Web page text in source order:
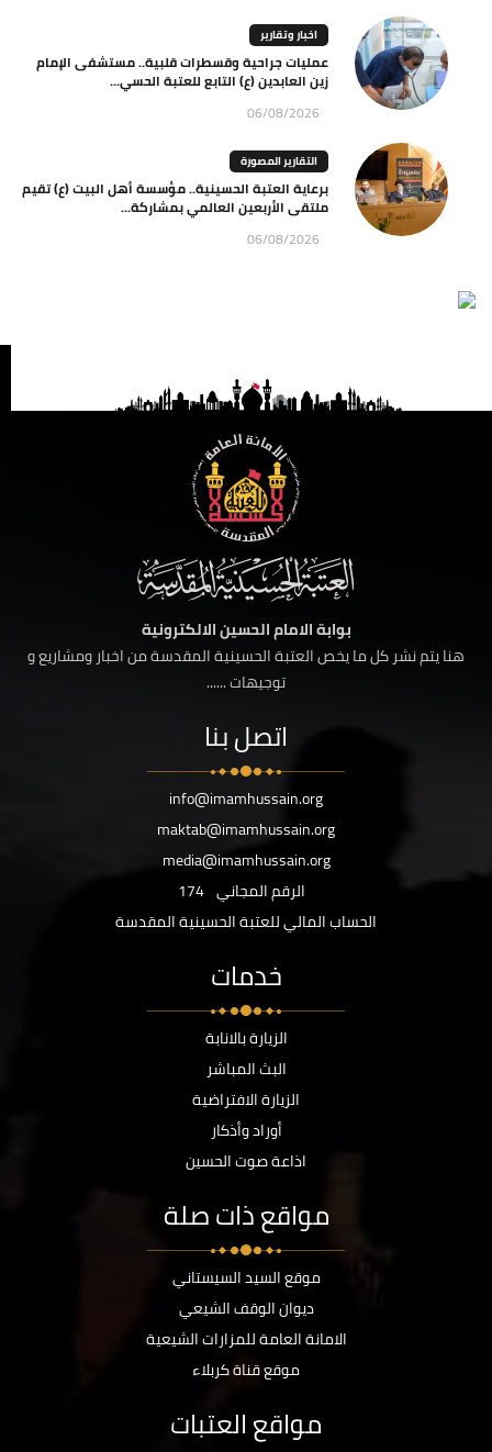
اخبار وتقارير
عمليات جراحية وقسطرات قلبية.. مستشفى الإمام
زين العابدين (ع) التابع للعتبة الحسي...
06/08/2026
التقارير المصورة
برعاية العتبة الحسينية.. مؤسسة أهل البيت (ع) تقيم
ملتقى الأربعين العالمي بمشاركة...
06/08/2026
بوابة الامام الحسين الالكترونية
هنا يتم نشر كل ما يخص العتبة الحسينية المقدسة من اخبار ومشاريع و
توجيهات ......
اتصل بنا
info@imamhussain.org
maktab@imamhussain.org
media@imamhussain.org
الرقم المجاني 174
الحساب المالي للعتبة الحسينية المقدسة
خدمات
الزيارة بالانابة
البث المباشر
الزيارة الافتراضية
أوراد وأذكار
اذاعة صوت الحسين
مواقع ذات صلة
موقع السيد السيستاني
ديوان الوقف الشيعي
الامانة العامة للمزارات الشيعية
موقع قناة كربلاء
مواقع العتبات